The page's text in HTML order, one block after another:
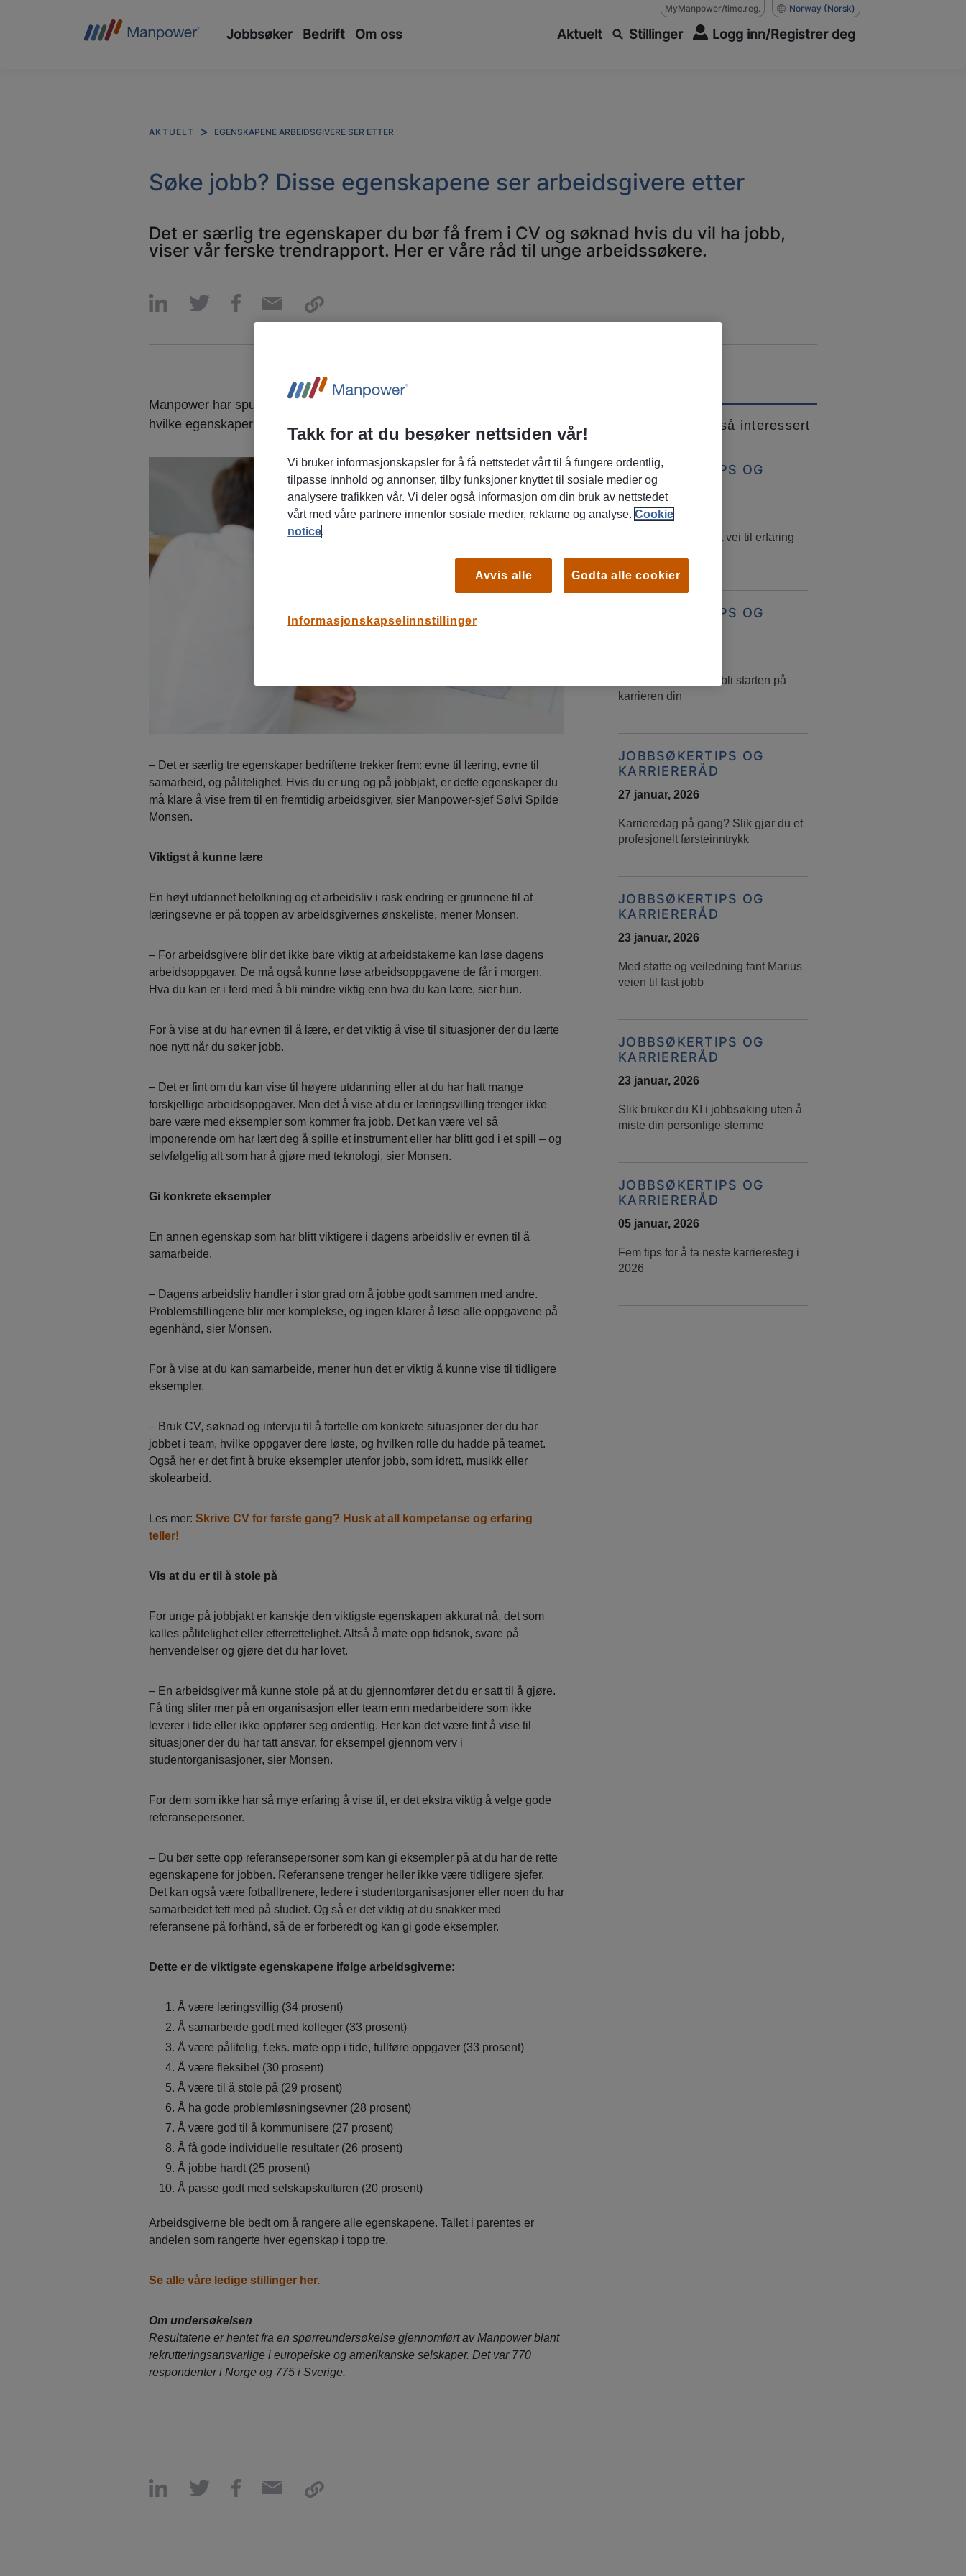
MyManpower/time.reg. Norway (Norsk)
Jobbsøker Bedrift Om oss Aktuelt Stillinger Logg inn/Registrer deg
AKTUELT EGENSKAPENE ARBEIDSGIVERE SER ETTER
Søke jobb? Disse egenskapene ser arbeidsgivere etter
Det er særlig tre egenskaper du bør få frem i CV og søknad hvis du vil ha jobb,
viser vår ferske trendrapport. Her er våre råd til unge arbeidssøkere.
Manpower har spurt norske og svenske rekrutteringsansvarlige om
hvilke egenskaper de mener er viktigst hos arbeidstakere.
– Det er særlig tre egenskaper bedriftene trekker frem: evne til læring, evne til
samarbeid, og pålitelighet. Hvis du er ung og på jobbjakt, er dette egenskaper du
må klare å vise frem til en fremtidig arbeidsgiver, sier Manpower-sjef Sølvi Spilde
Monsen.
Viktigst å kunne lære
En høyt utdannet befolkning og et arbeidsliv i rask endring er grunnene til at
læringsevne er på toppen av arbeidsgivernes ønskeliste, mener Monsen.
– For arbeidsgivere blir det ikke bare viktig at arbeidstakerne kan løse dagens
arbeidsoppgaver. De må også kunne løse arbeidsoppgavene de får i morgen.
Hva du kan er i ferd med å bli mindre viktig enn hva du kan lære, sier hun.
For å vise at du har evnen til å lære, er det viktig å vise til situasjoner der du lærte
noe nytt når du søker jobb.
– Det er fint om du kan vise til høyere utdanning eller at du har hatt mange
forskjellige arbeidsoppgaver. Men det å vise at du er læringsvilling trenger ikke
bare være med eksempler som kommer fra jobb. Det kan være vel så
imponerende om har lært deg å spille et instrument eller har blitt god i et spill – og
selvfølgelig alt som har å gjøre med teknologi, sier Monsen.
Gi konkrete eksempler
En annen egenskap som har blitt viktigere i dagens arbeidsliv er evnen til å
samarbeide.
– Dagens arbeidsliv handler i stor grad om å jobbe godt sammen med andre.
Problemstillingene blir mer komplekse, og ingen klarer å løse alle oppgavene på
egenhånd, sier Monsen.
For å vise at du kan samarbeide, mener hun det er viktig å kunne vise til tidligere
eksempler.
– Bruk CV, søknad og intervju til å fortelle om konkrete situasjoner der du har
jobbet i team, hvilke oppgaver dere løste, og hvilken rolle du hadde på teamet.
Også her er det fint å bruke eksempler utenfor jobb, som idrett, musikk eller
skolearbeid.
Les mer: Skrive CV for første gang? Husk at all kompetanse og erfaring
teller!
Vis at du er til å stole på
For unge på jobbjakt er kanskje den viktigste egenskapen akkurat nå, det som
kalles pålitelighet eller etterrettelighet. Altså å møte opp tidsnok, svare på
henvendelser og gjøre det du har lovet.
– En arbeidsgiver må kunne stole på at du gjennomfører det du er satt til å gjøre.
Få ting sliter mer på en organisasjon eller team enn medarbeidere som ikke
leverer i tide eller ikke oppfører seg ordentlig. Her kan det være fint å vise til
situasjoner der du har tatt ansvar, for eksempel gjennom verv i
studentorganisasjoner, sier Monsen.
For dem som ikke har så mye erfaring å vise til, er det ekstra viktig å velge gode
referansepersoner.
– Du bør sette opp referansepersoner som kan gi eksempler på at du har de rette
egenskapene for jobben. Referansene trenger heller ikke være tidligere sjefer.
Det kan også være fotballtrenere, ledere i studentorganisasjoner eller noen du har
samarbeidet tett med på studiet. Og så er det viktig at du snakker med
referansene på forhånd, så de er forberedt og kan gi gode eksempler.
Dette er de viktigste egenskapene ifølge arbeidsgiverne:
Å være læringsvillig (34 prosent)
Å samarbeide godt med kolleger (33 prosent)
Å være pålitelig, f.eks. møte opp i tide, fullføre oppgaver (33 prosent)
Å være fleksibel (30 prosent)
Å være til å stole på (29 prosent)
Å ha gode problemløsningsevner (28 prosent)
Å være god til å kommunisere (27 prosent)
Å få gode individuelle resultater (26 prosent)
Å jobbe hardt (25 prosent)
Å passe godt med selskapskulturen (20 prosent)
Arbeidsgiverne ble bedt om å rangere alle egenskapene. Tallet i parentes er
andelen som rangerte hver egenskap i topp tre.
Se alle våre ledige stillinger her.
Om undersøkelsen
Resultatene er hentet fra en spørreundersøkelse gjennomført av Manpower blant
rekrutteringsansvarlige i europeiske og amerikanske selskaper. Det var 770
respondenter i Norge og 775 i Sverige.
Du er kanskje også interessert
JOBBSØKERTIPS OG
KARRIERERÅD
10 mars, 2026
Vikarjobb – en smart vei til erfaring
JOBBSØKERTIPS OG
Sommerjobben kan bli starten på
karrieren din
JOBBSØKERTIPS OG
KARRIERERÅD
27 januar, 2026
Karrieredag på gang? Slik gjør du et
profesjonelt førsteinntrykk
JOBBSØKERTIPS OG
KARRIERERÅD
23 januar, 2026
Med støtte og veiledning fant Marius
veien til fast jobb
JOBBSØKERTIPS OG
KARRIERERÅD
23 januar, 2026
Slik bruker du KI i jobbsøking uten å
miste din personlige stemme
JOBBSØKERTIPS OG
KARRIERERÅD
05 januar, 2026
Fem tips for å ta neste karrieresteg i
2026
Takk for at du besøker nettsiden vår!
Vi bruker informasjonskapsler for å få nettstedet vårt til å fungere ordentlig,
tilpasse innhold og annonser, tilby funksjoner knyttet til sosiale medier og
analysere trafikken vår. Vi deler også informasjon om din bruk av nettstedet
vårt med våre partnere innenfor sosiale medier, reklame og analyse.Cookie
notice.
Informasjonskapselinnstillinger
Avvis alle Godta alle cookier